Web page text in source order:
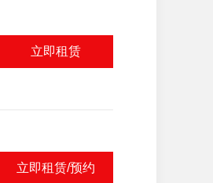
立即租赁
立即租赁/预约